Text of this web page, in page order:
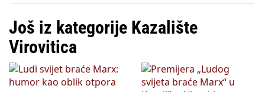
Još iz kategorije Kazalište
Virovitica